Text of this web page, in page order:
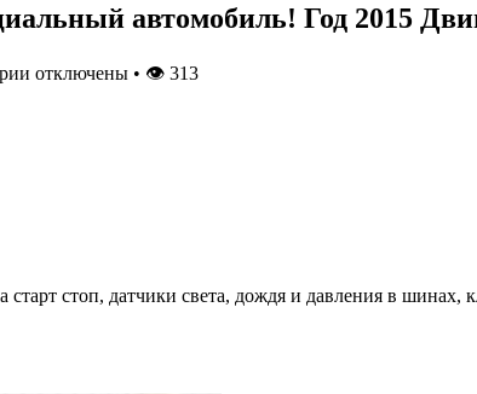
автомобиль! Год 2015
отключены • 👁 313
стоп, датчики света, дождя и давления в